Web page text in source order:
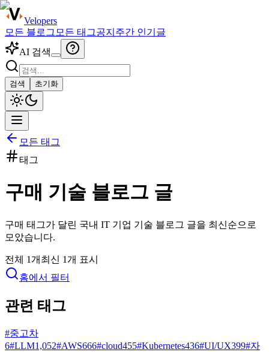
Velopers
모든 블로그 모든 태그공지 주간 인기글
AI 검색
검색 초기화
모든 태그
태그
구매 기술 블로그 글
구매 태그가 달린 국내 IT 기업 기술 블로그 글을 최신순으로
모았습니다.
전체 1개 최신 1개 표시
홈에서 필터
관련 태그
#중고차
6#LLM1,052#AWS666#cloud455#Kubernetes436#UI/UX399#자